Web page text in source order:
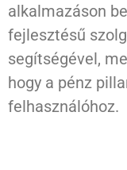
alkalmazáson
fejlesztésű
segítségével,
hogy a pénz
felhasználóhoz.